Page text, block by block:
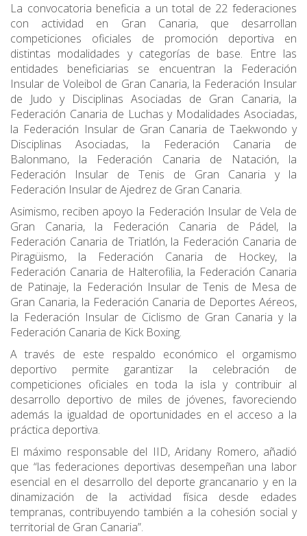
La convocatoria beneficia a un total de 22 federaciones
con actividad en Gran Canaria, que desarrollan
competiciones oficiales de promoción deportiva en
distintas modalidades y categorías de base. Entre las
entidades beneficiarias se encuentran la Federación
Insular de Voleibol de Gran Canaria, la Federación Insular
de Judo y Disciplinas Asociadas de Gran Canaria, la
Federación Canaria de Luchas y Modalidades Asociadas,
la Federación Insular de Gran Canaria de Taekwondo y
Disciplinas Asociadas, la Federación Canaria de
Balonmano, la Federación Canaria de Natación, la
Federación Insular de Tenis de Gran Canaria y la
Federación Insular de Ajedrez de Gran Canaria.
Asimismo, reciben apoyo la Federación Insular de Vela de
Gran Canaria, la Federación Canaria de Pádel, la
Federación Canaria de Triatlón, la Federación Canaria de
Piragüismo, la Federación Canaria de Hockey, la
Federación Canaria de Halterofilia, la Federación Canaria
de Patinaje, la Federación Insular de Tenis de Mesa de
Gran Canaria, la Federación Canaria de Deportes Aéreos,
la Federación Insular de Ciclismo de Gran Canaria y la
Federación Canaria de Kick Boxing.
A través de este respaldo económico el orgamismo
deportivo permite garantizar la celebración de
competiciones oficiales en toda la isla y contribuir al
desarrollo deportivo de miles de jóvenes, favoreciendo
además la igualdad de oportunidades en el acceso a la
práctica deportiva.
El máximo responsable del IID, Aridany Romero, añadió
que “las federaciones deportivas desempeñan una labor
esencial en el desarrollo del deporte grancanario y en la
dinamización de la actividad física desde edades
tempranas, contribuyendo también a la cohesión social y
territorial de Gran Canaria”.